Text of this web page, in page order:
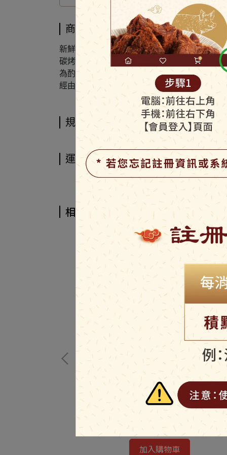
商品介紹
新鮮魷魚製造而成
碳烤過的魷魚帶有淡淡的碳燻滋味
為酌酒、休閒、饋贈親友之高尚禮品
經由慢火烘焙工序醞釀出碳烤香味，細嚼而出
規格說明
運送方式
相關商品
招牌豬肉鬆(粗)
NT$270
加入購物車